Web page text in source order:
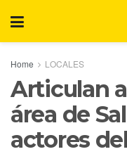
Home LOCALES
Articulan
área de
actores